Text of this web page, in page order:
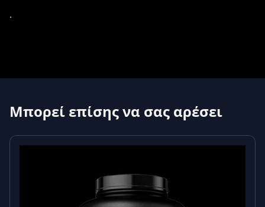
.
Μπορεί επίσης να σας αρέσει